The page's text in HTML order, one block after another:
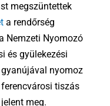
megszüntettek
a rendőrség
Nemzeti Nyomozó
és gyülekezési
nyomoz
tiszás
meg.